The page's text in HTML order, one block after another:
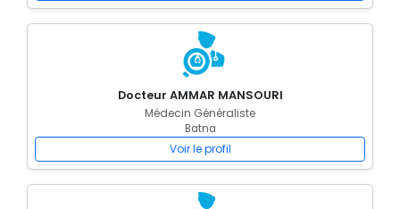
Docteur AMMAR MANSOURI
Médecin Généraliste
Batna
Voir le profil